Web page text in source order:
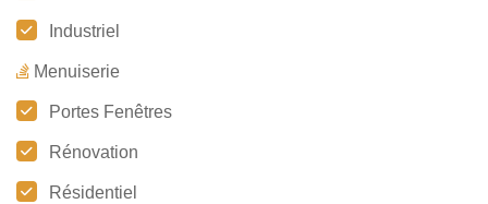
Industriel
Menuiserie
Portes Fenêtres
Rénovation
Résidentiel